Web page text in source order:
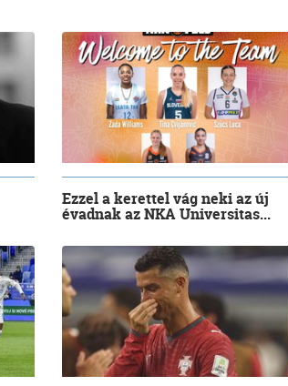
Ezzel a kerettel vág neki az új
évadnak az NKA Universitas...